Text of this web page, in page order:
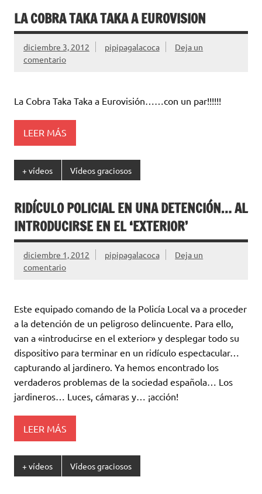
LA COBRA TAKA TAKA A EUROVISION
diciembre 3, 2012 pipipagalacoca
Deja un
comentario
La Cobra Taka Taka a Eurovisión……con un par!!!!!!
LEER MÁS
+ vídeos Vídeos graciosos
RIDÍCULO POLICIAL EN UNA DETENCIÓN… AL
INTRODUCIRSE EN EL ‘EXTERIOR’
diciembre 1, 2012 pipipagalacoca
Deja un
comentario
Este equipado comando de la Policía Local va a proceder
a la detención de un peligroso delincuente. Para ello,
van a «introducirse en el exterior» y desplegar todo su
dispositivo para terminar en un ridículo espectacular…
capturando al jardinero. Ya hemos encontrado los
verdaderos problemas de la sociedad española… Los
jardineros… Luces, cámaras y… ¡acción!
LEER MÁS
+ vídeos Vídeos graciosos